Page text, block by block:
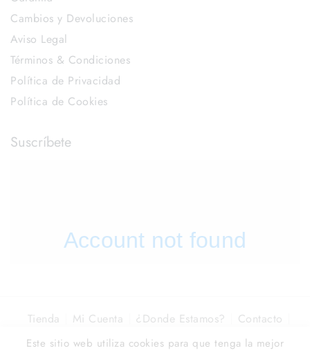
Cambios y Devoluciones
Aviso Legal
Términos & Condiciones
Política de Privacidad
Política de Cookies
Suscríbete
Tienda Mi Cuenta ¿Donde Estamos?
Contacto
Óptica La Colonia
Este sitio web utiliza cookies para que tenga la mejor